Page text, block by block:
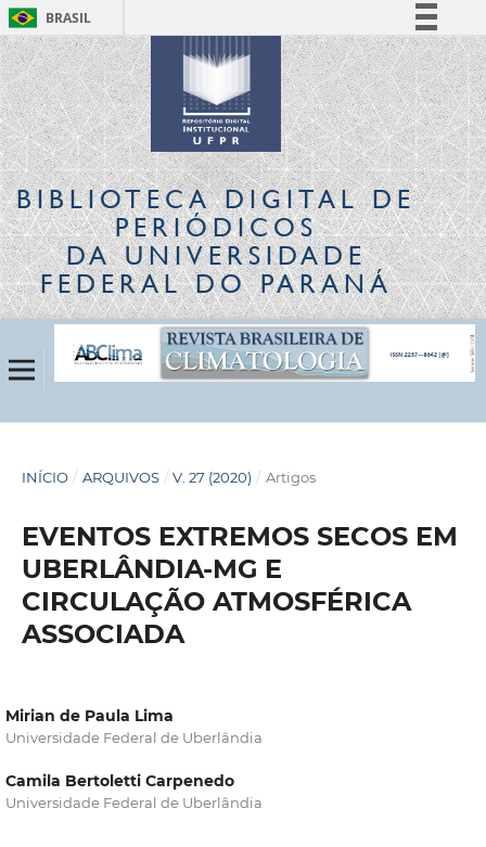
BRASIL
Simplifique!
Comunica BR
Participe
Acesso à informação
Legislação
Canais
BIBLIOTECA DIGITALDE
PERIÓDICOS
DA UNIVERSIDADE
FEDERAL DO PARANÁ
INÍCIO / ARQUIVOS / V. 27 (2020) / Artigos
EVENTOS EXTREMOS SECOS EM
UBERLÂNDIA-MG E
CIRCULAÇÃO ATMOSFÉRICA
ASSOCIADA
Mirian de Paula Lima
Universidade Federal de Uberlândia
Camila Bertoletti Carpenedo
Universidade Federal de Uberlândia